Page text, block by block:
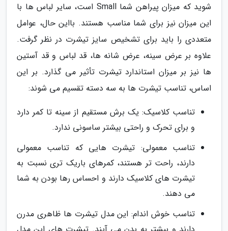
شوید که میزان پیراهن شما Small است، سایر لباس ها با
این میزان نیز برای شما مناسب هستند. بااین حال، عوامل
متعددی را باید برای تشخیص سایز تیشرت در نظر گرفت.
علاوه بر عرض سینه، عرض شانه ها، قد لباس و قد آستین
ها نیز بر میزان استاندارد تیشرت تأثیر می گذارد. بر این
اساس، تناسب تیشرت ها به سه دسته تقسیم می شوند:
تناسب کلاسیک: یک برش مستقیم از سینه تا کمر دارد
و برای تحرک و راحتی بیشتر ساسونی ندارد.
تناسب معمولی: تیشرت هایی که تناسب معمولی
دارند، راحت تر هستند، کمرهای باریک تری نسبت به
تیشرت های کلاسیک دارند و احساس رها بودن به شما
می دهند.
تناسب خوش اندام: این مدل تیشرت ها ظاهری مدرن